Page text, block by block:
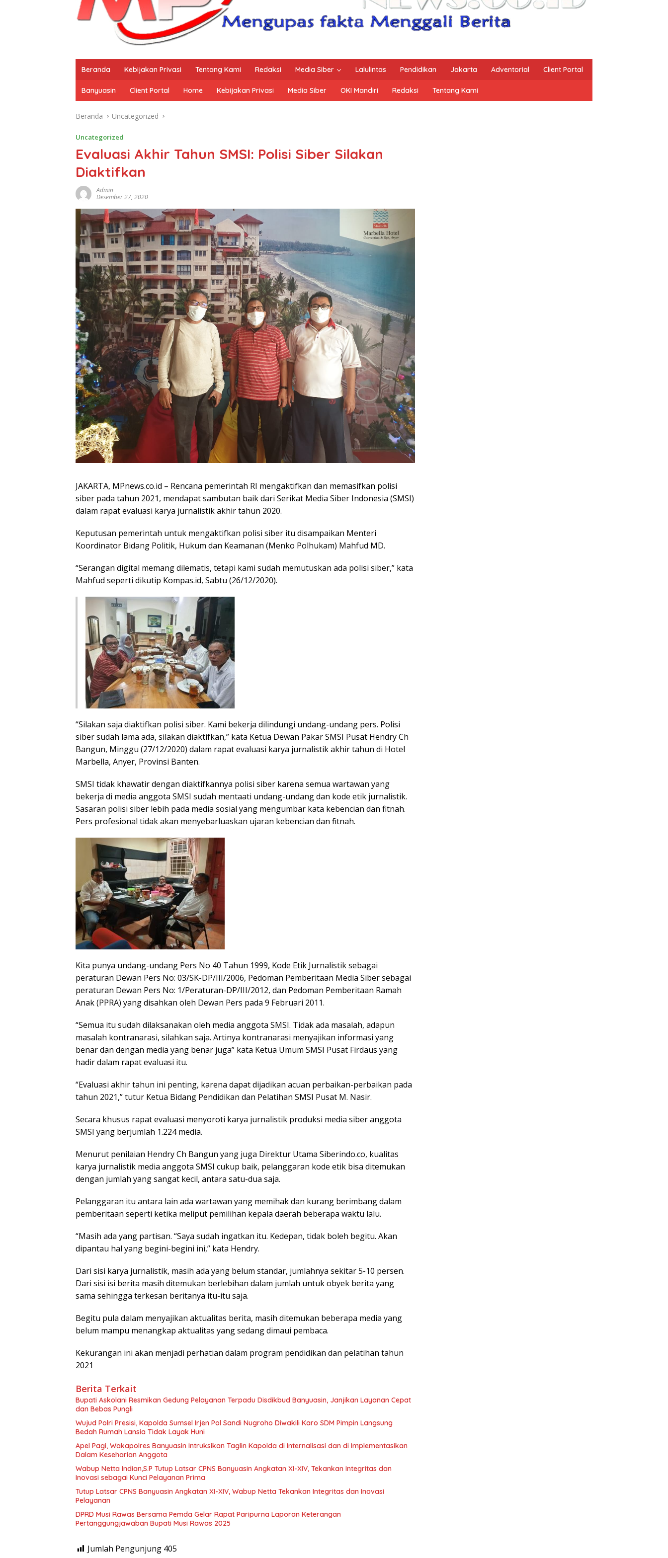
Beranda Kebijakan Privasi Tentang Kami Redaksi Media Siber Lalulintas Pendidikan Jakarta Adventorial Client Portal
Banyuasin Client Portal Home Kebijakan Privasi Media Siber OKI Mandiri Redaksi Tentang Kami
Beranda Uncategorized
Uncategorized
Evaluasi Akhir Tahun SMSI: Polisi Siber Silakan
Diaktifkan
Admin
Desember 27, 2020
JAKARTA, MPnews.co.id – Rencana pemerintah RI mengaktifkan dan memasifkan polisi
siber pada tahun 2021, mendapat sambutan baik dari Serikat Media Siber Indonesia (SMSI)
dalam rapat evaluasi karya jurnalistik akhir tahun 2020.
Keputusan pemerintah untuk mengaktifkan polisi siber itu disampaikan Menteri
Koordinator Bidang Politik, Hukum dan Keamanan (Menko Polhukam) Mahfud MD.
“Serangan digital memang dilematis, tetapi kami sudah memutuskan ada polisi siber,” kata
Mahfud seperti dikutip Kompas.id, Sabtu (26/12/2020).
“Silakan saja diaktifkan polisi siber. Kami bekerja dilindungi undang-undang pers. Polisi
siber sudah lama ada, silakan diaktifkan,” kata Ketua Dewan Pakar SMSI Pusat Hendry Ch
Bangun, Minggu (27/12/2020) dalam rapat evaluasi karya jurnalistik akhir tahun di Hotel
Marbella, Anyer, Provinsi Banten.
SMSI tidak khawatir dengan diaktifkannya polisi siber karena semua wartawan yang
bekerja di media anggota SMSI sudah mentaati undang-undang dan kode etik jurnalistik.
Sasaran polisi siber lebih pada media sosial yang mengumbar kata kebencian dan fitnah.
Pers profesional tidak akan menyebarluaskan ujaran kebencian dan fitnah.
Kita punya undang-undang Pers No 40 Tahun 1999, Kode Etik Jurnalistik sebagai
peraturan Dewan Pers No: 03/SK-DP/III/2006, Pedoman Pemberitaan Media Siber sebagai
peraturan Dewan Pers No: 1/Peraturan-DP/III/2012, dan Pedoman Pemberitaan Ramah
Anak (PPRA) yang disahkan oleh Dewan Pers pada 9 Februari 2011.
“Semua itu sudah dilaksanakan oleh media anggota SMSI. Tidak ada masalah, adapun
masalah kontranarasi, silahkan saja. Artinya kontranarasi menyajikan informasi yang
benar dan dengan media yang benar juga” kata Ketua Umum SMSI Pusat Firdaus yang
hadir dalam rapat evaluasi itu.
“Evaluasi akhir tahun ini penting, karena dapat dijadikan acuan perbaikan-perbaikan pada
tahun 2021,” tutur Ketua Bidang Pendidikan dan Pelatihan SMSI Pusat M. Nasir.
Secara khusus rapat evaluasi menyoroti karya jurnalistik produksi media siber anggota
SMSI yang berjumlah 1.224 media.
Menurut penilaian Hendry Ch Bangun yang juga Direktur Utama Siberindo.co, kualitas
karya jurnalistik media anggota SMSI cukup baik, pelanggaran kode etik bisa ditemukan
dengan jumlah yang sangat kecil, antara satu-dua saja.
Pelanggaran itu antara lain ada wartawan yang memihak dan kurang berimbang dalam
pemberitaan seperti ketika meliput pemilihan kepala daerah beberapa waktu lalu.
“Masih ada yang partisan. “Saya sudah ingatkan itu. Kedepan, tidak boleh begitu. Akan
dipantau hal yang begini-begini ini,” kata Hendry.
Dari sisi karya jurnalistik, masih ada yang belum standar, jumlahnya sekitar 5-10 persen.
Dari sisi isi berita masih ditemukan berlebihan dalam jumlah untuk obyek berita yang
sama sehingga terkesan beritanya itu-itu saja.
Begitu pula dalam menyajikan aktualitas berita, masih ditemukan beberapa media yang
belum mampu menangkap aktualitas yang sedang dimaui pembaca.
Kekurangan ini akan menjadi perhatian dalam program pendidikan dan pelatihan tahun
2021
Berita Terkait
Bupati Askolani Resmikan Gedung Pelayanan Terpadu Disdikbud Banyuasin, Janjikan Layanan Cepat
dan Bebas Pungli
Wujud Polri Presisi, Kapolda Sumsel Irjen Pol Sandi Nugroho Diwakili Karo SDM Pimpin Langsung
Bedah Rumah Lansia Tidak Layak Huni
Apel Pagi, Wakapolres Banyuasin Intruksikan Taglin Kapolda di Internalisasi dan di Implementasikan
Dalam Keseharian Anggota
Wabup Netta Indian,S.P Tutup Latsar CPNS Banyuasin Angkatan XI-XIV, Tekankan Integritas dan
Inovasi sebagai Kunci Pelayanan Prima
Tutup Latsar CPNS Banyuasin Angkatan XI-XIV, Wabup Netta Tekankan Integritas dan Inovasi
Pelayanan
DPRD Musi Rawas Bersama Pemda Gelar Rapat Paripurna Laporan Keterangan
Pertanggungjawaban Bupati Musi Rawas 2025
Jumlah Pengunjung 405